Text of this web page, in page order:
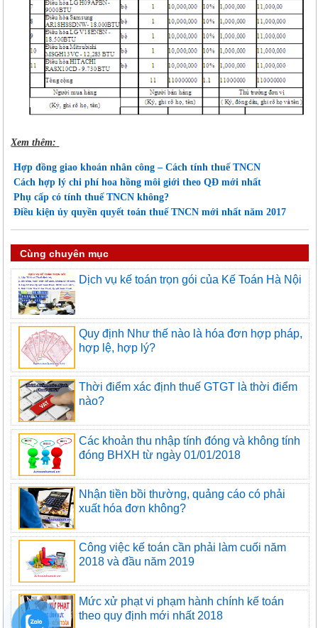
Xem thêm:
Hợp đồng giao khoán nhân công – Cách tính thuế TNCN
Cách hợp lý chi phí hoa hồng môi giới theo QĐ mới nhất
Phụ cấp có tính thuế TNCN không?
Điều kiện ủy quyền quyết toán thuế TNCN mới nhất năm 2017
Cùng chuyên mục
Dịch vụ kế toán trọn gói của Kế Toán Hà Nội
Quy định Như thế nào là hóa đơn hợp pháp,
hợp lệ, hợp lý?
Thời điểm xác định thuế GTGT là thời điểm
nào?
Các khoản thu nhập tính đóng và không tính
đóng BHXH từ ngày 01/01/2018
Nhận tiền bồi thường, quảng cáo có phải
xuất hóa đơn không?
Công việc kế toán cần phải làm cuối năm
2018 và đầu năm 2019
Mức xử phạt vi phạm hành chính kế toán
theo quy định mới nhất 2018